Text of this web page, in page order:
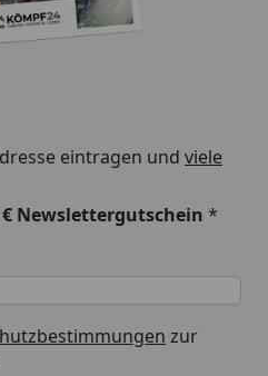
eintragen und viele
Newslettergutschein *
zur